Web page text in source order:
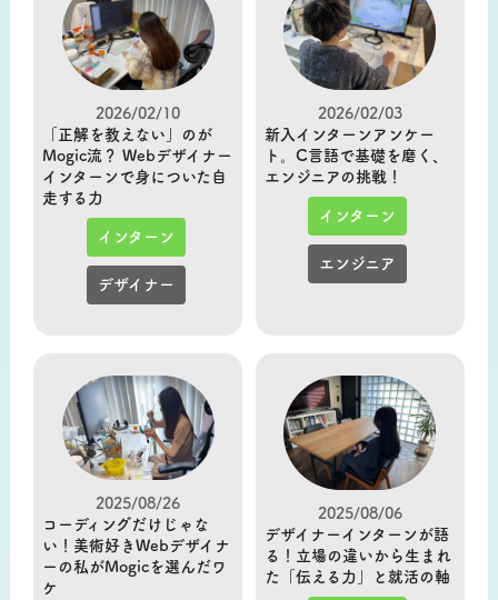
2026/02/10
「正解を教えない」のが
Mogic流？ Webデザイナー
インターンで身についた自
走する力
インターン
デザイナー
2026/02/03
新入インターンアンケー
ト。C言語で基礎を磨く、
エンジニアの挑戦！
インターン
エンジニア
2025/08/26
コーディングだけじゃな
い！美術好きWebデザイナ
ーの私がMogicを選んだワ
ケ
2025/08/06
デザイナーインターンが語
る！立場の違いから生まれ
た「伝える力」と就活の軸